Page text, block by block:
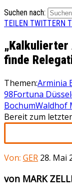
Suchen nach:
TEILEN TWITTERN
„Kalkulierter
finde
Themen:Arminia
98Fortuna
BochumWaldhof
Bereit zum
Von: GER 28. Mai
von MARK